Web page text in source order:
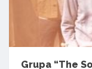
Grupa “The